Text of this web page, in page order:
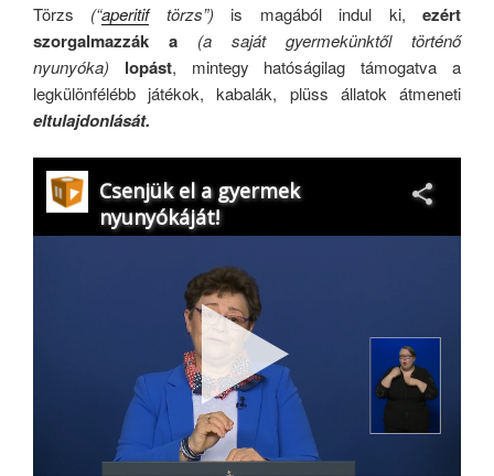
Törzs (“aperitiftörzs”) is magából indul ki,ezért
szorgalmazzák a
(a saját gyermekünktől történő
nyunyóka)
lopást, mintegy hatóságilag támogatva a
legkülönfélébb játékok, kabalák, plüss állatok átmeneti
eltulajdonlását.